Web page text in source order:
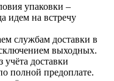
упаковки –
идем на встречу
службам доставки в
выходных.
доставки
полной предоплате.